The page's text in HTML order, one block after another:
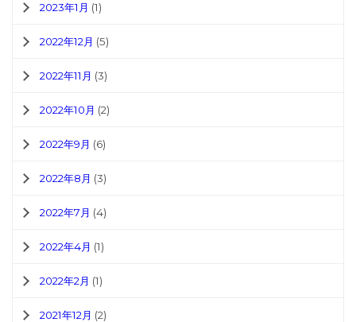
2023年1月 (1)
2022年12月 (5)
2022年11月 (3)
2022年10月 (2)
2022年9月 (6)
2022年8月 (3)
2022年7月 (4)
2022年4月 (1)
2022年2月 (1)
2021年12月 (2)